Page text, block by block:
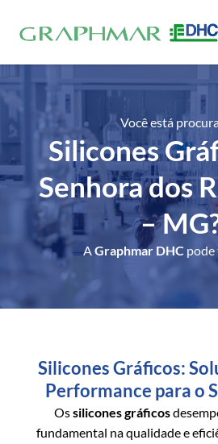
Você está
Silicones
Senhora dos
– MG
AGraphmar DHC pode
Silicones Gráficos:
Performance para o
Ossilicones gráficos
fundamental na qualidade e